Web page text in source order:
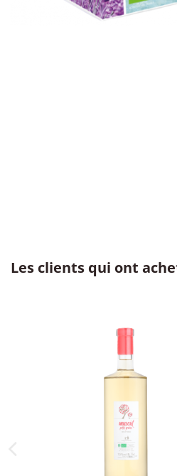
Les clients qui ont